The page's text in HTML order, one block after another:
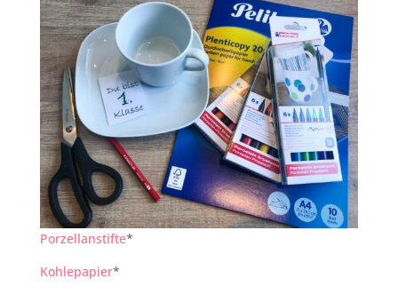
Porzellanstifte*
Kohlepapier*